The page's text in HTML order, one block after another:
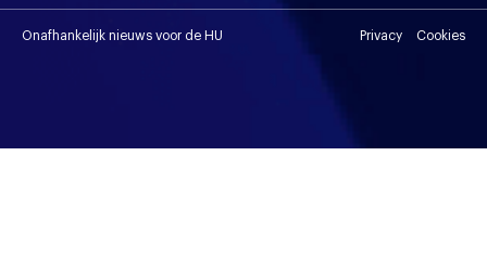
Onafhankelijk nieuws voor de HU Privacy Cookies